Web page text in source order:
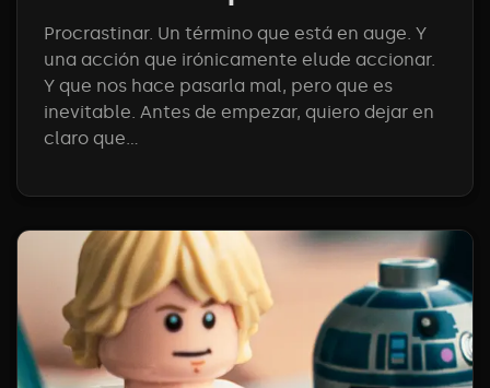
Procrastinar. Un término que está en auge. Y
una acción que irónicamente elude accionar.
Y que nos hace pasarla mal, pero que es
inevitable. Antes de empezar, quiero dejar en
claro que...